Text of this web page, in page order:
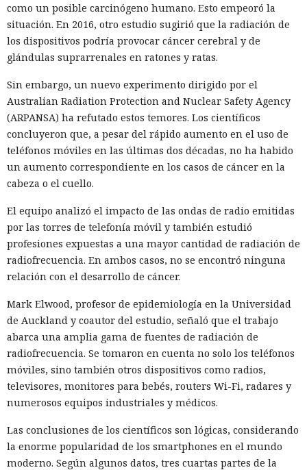
como un posible carcinógeno humano. Esto empeoró la
situación. En 2016, otro estudio sugirió que la radiación de
los dispositivos podría provocar cáncer cerebral y de
glándulas suprarrenales en ratones y ratas.
Sin embargo, un nuevo experimento dirigido por el
Australian Radiation Protection and Nuclear Safety Agency
(ARPANSA) ha refutado estos temores. Los científicos
concluyeron que, a pesar del rápido aumento en el uso de
teléfonos móviles en las últimas dos décadas, no ha habido
un aumento correspondiente en los casos de cáncer en la
cabeza o el cuello.
El equipo analizó el impacto de las ondas de radio emitidas
por las torres de telefonía móvil y también estudió
profesiones expuestas a una mayor cantidad de radiación de
radiofrecuencia. En ambos casos, no se encontró ninguna
relación con el desarrollo de cáncer.
Mark Elwood, profesor de epidemiología en la Universidad
de Auckland y coautor del estudio, señaló que el trabajo
abarca una amplia gama de fuentes de radiación de
radiofrecuencia. Se tomaron en cuenta no solo los teléfonos
móviles, sino también otros dispositivos como radios,
televisores, monitores para bebés, routers Wi-Fi, radares y
numerosos equipos industriales y médicos.
Las conclusiones de los científicos son lógicas, considerando
la enorme popularidad de los smartphones en el mundo
moderno. Según algunos datos, tres cuartas partes de la